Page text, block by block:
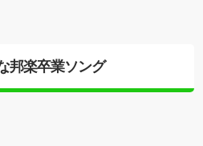
邦楽卒業ソング